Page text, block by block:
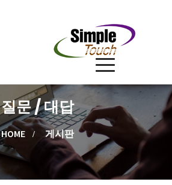
질문 / 대답
HOME 게시판